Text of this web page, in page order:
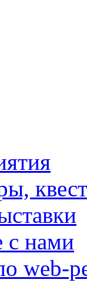
с нами
web-